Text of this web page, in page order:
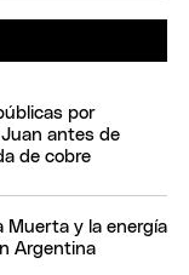
por
antes de
de cobre
Muerta y la energía
Argentina